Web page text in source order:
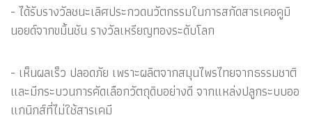
- ได้รับรางวัลชนะเลิศประกวดนวัตกรรมในการสกัดสารเคอคูมิ
นอยด์จากขมิ้นชัน รางวัลเหรียญทองระดับโลก
- เห็นผลเร็ว ปลอดภัย เพราะผลิตจากสมุนไพรไทยจากธรรมชาติ
และมีกระบวนการคัดเลือกวัตถุดิบอย่างดี จากแหล่งปลูกระบบออ
แกนิกส์ที่ไม่ใช้สารเคมี